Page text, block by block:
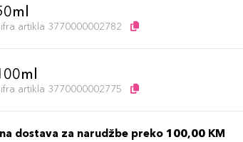
artikla 3770000002782
artikla 3770000002775
dostava za narudžbe preko 100,00 KM